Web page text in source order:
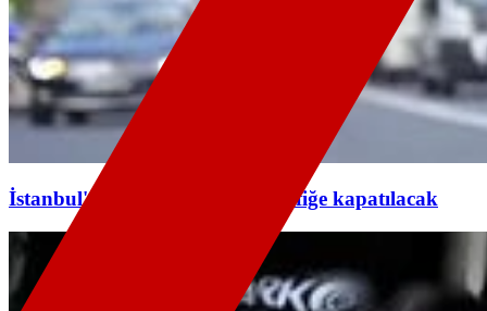
İstanbul'da yarın bazı yollar trafiğe kapatılacak